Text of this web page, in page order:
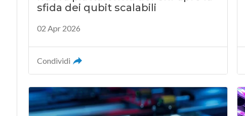
sfida dei qubit scalabili
02 Apr 2026
Condividi